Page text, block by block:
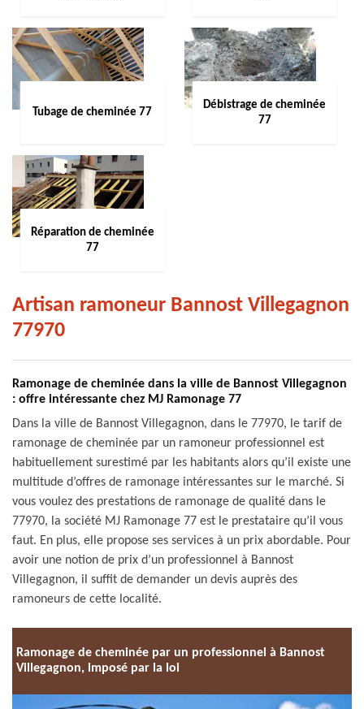
Tubage de cheminée 77
Débistrage de cheminée
77
Réparation de cheminée
77
Artisan ramoneur Bannost Villegagnon
77970
Ramonage de cheminée dans la ville de Bannost Villegagnon
: offre intéressante chez MJ Ramonage 77
Dans la ville de Bannost Villegagnon, dans le 77970, le tarif de
ramonage de cheminée par un ramoneur professionnel est
habituellement surestimé par les habitants alors qu’il existe une
multitude d’offres de ramonage intéressantes sur le marché. Si
vous voulez des prestations de ramonage de qualité dans le
77970, la société MJ Ramonage 77 est le prestataire qu’il vous
faut. En plus, elle propose ses services à un prix abordable. Pour
avoir une notion de prix d’un professionnel à Bannost
Villegagnon, il suffit de demander un devis auprès des
ramoneurs de cette localité.
Ramonage de cheminée par un professionnel à Bannost
Villegagnon, imposé par la loi